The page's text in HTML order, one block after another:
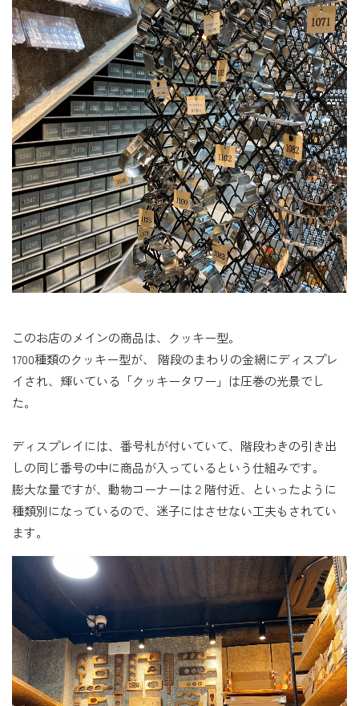
このお店のメインの商品は、クッキー型。
1700種類のクッキー型が、 階段のまわりの金網にディスプレ
イされ、輝いている「クッキータワー」は圧巻の光景でし
た。
ディスプレイには、番号札が付いていて、階段わきの引き出
しの同じ番号の中に商品が入っているという仕組みです。
膨大な量ですが、動物コーナーは２階付近、といったように
種類別になっているので、迷子にはさせない工夫もされてい
ます。